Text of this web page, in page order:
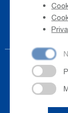
Phone
Newsletter